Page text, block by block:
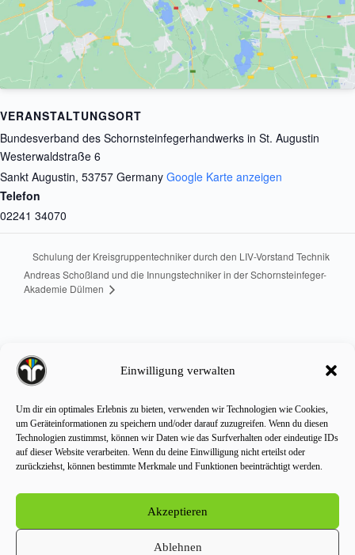
Einwilligung verwalten
Um dir ein optimales Erlebnis zu bieten, verwenden wir Technologien wie Cookies,
um Geräteinformationen zu speichern und/oder darauf zuzugreifen. Wenn du diesen
Technologien zustimmst, können wir Daten wie das Surfverhalten oder eindeutige IDs
auf dieser Website verarbeiten. Wenn du deine Einwilligung nicht erteilst oder
zurückziehst, können bestimmte Merkmale und Funktionen beeinträchtigt werden.
Akzeptieren
Ablehnen
VERANSTALTUNGSORT
Bundesverband des Schornsteinfegerhandwerks in St. Augustin
Westerwaldstraße 6
Sankt Augustin, 53757 Germany Google Karte anzeigen
Telefon
02241 34070
Schulung der Kreisgruppentechniker durch den LIV-Vorstand Technik
Andreas Schoßland und die Innungstechniker in der Schornsteinfeger-
Akademie Dülmen
Schornsteinfegerhandwerks NRW
Beedstraße 44
40468 Düsseldorf
Tel.: +49 211 424438
Copyright © 2026 Landesfachverband des